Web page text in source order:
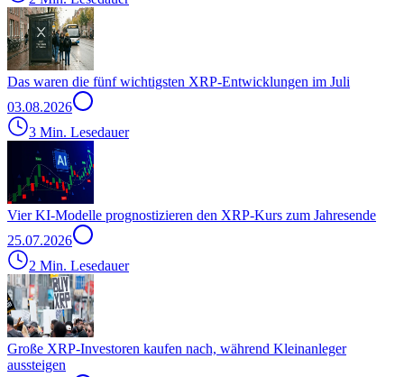
Das waren die fünf wichtigsten XRP-Entwicklungen im Juli
03.08.2026
3 Min. Lesedauer
Vier KI-Modelle prognostizieren den XRP-Kurs zum Jahresende
25.07.2026
2 Min. Lesedauer
Große XRP-Investoren kaufen nach, während Kleinanleger
aussteigen